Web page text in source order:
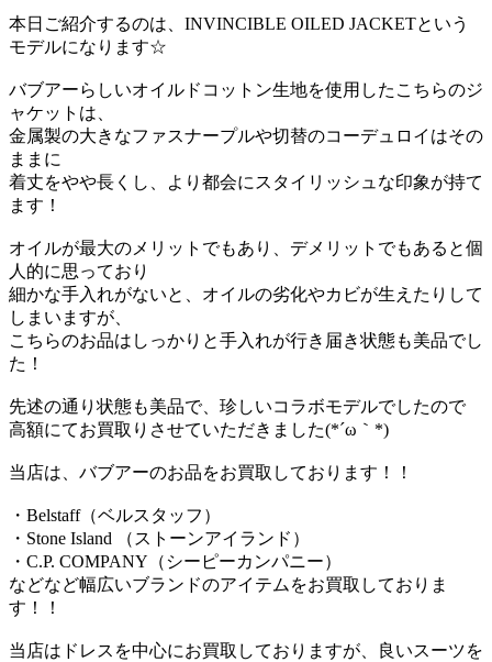
本日ご紹介するのは、INVINCIBLE OILED JACKETという
モデルになります☆
バブアーらしいオイルドコットン生地を使用したこちらのジ
ャケットは、
金属製の大きなファスナープルや切替のコーデュロイはその
ままに
着丈をやや長くし、より都会にスタイリッシュな印象が持て
ます！
オイルが最大のメリットでもあり、デメリットでもあると個
人的に思っており
細かな手入れがないと、オイルの劣化やカビが生えたりして
しまいますが、
こちらのお品はしっかりと手入れが行き届き状態も美品でし
た！
先述の通り状態も美品で、珍しいコラボモデルでしたので
高額にてお買取りさせていただきました(*´ω｀*)
当店は、バブアーのお品をお買取しております！！
・Belstaff（ベルスタッフ）
・Stone Island （ストーンアイランド）
・C.P. COMPANY（シーピーカンパニー）
などなど幅広いブランドのアイテムをお買取しておりま
す！！
当店はドレスを中心にお買取しておりますが、良いスーツを